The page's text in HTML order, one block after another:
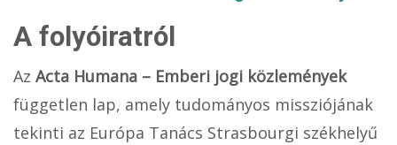
A folyóiratról
Az Acta Humana – Emberi jogi közlemények
független lap, amely tudományos missziójának
tekinti az Európa Tanács Strasbourgi székhelyű